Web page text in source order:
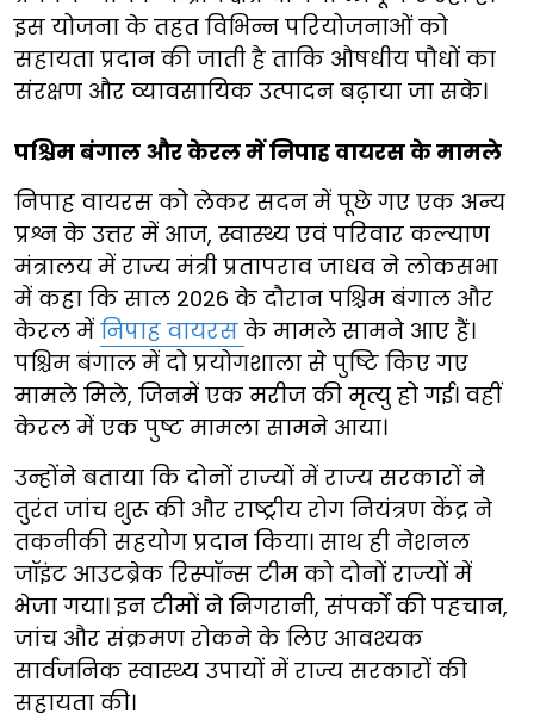
इस योजना के तहत विभिन्न परियोजनाओं को
सहायता प्रदान की जाती है ताकि औषधीय पौधों का
संरक्षण और व्यावसायिक उत्पादन बढ़ाया जा सके।
पश्चिम बंगाल और केरल में निपाह वायरस के मामले
निपाह वायरस को लेकर सदन में पूछे गए एक अन्य
प्रश्न के उत्तर में आज, स्वास्थ्य एवं परिवार कल्याण
मंत्रालय में राज्य मंत्री प्रतापराव जाधव ने लोकसभा
में कहा कि साल 2026 के दौरान पश्चिम बंगाल और
केरल में निपाह वायरस के मामले सामने आए हैं।
पश्चिम बंगाल में दो प्रयोगशाला से पुष्टि किए गए
मामले मिले, जिनमें एक मरीज की मृत्यु हो गई। वहीं
केरल में एक पुष्ट मामला सामने आया।
उन्होंने बताया कि दोनों राज्यों में राज्य सरकारों ने
तुरंत जांच शुरू की और राष्ट्रीय रोग नियंत्रण केंद्र ने
तकनीकी सहयोग प्रदान किया। साथ ही नेशनल
जॉइंट आउटब्रेक रिस्पॉन्स टीम को दोनों राज्यों में
भेजा गया। इन टीमों ने निगरानी, संपर्कों की पहचान,
जांच और संक्रमण रोकने के लिए आवश्यक
सार्वजनिक स्वास्थ्य उपायों में राज्य सरकारों की
सहायता की।